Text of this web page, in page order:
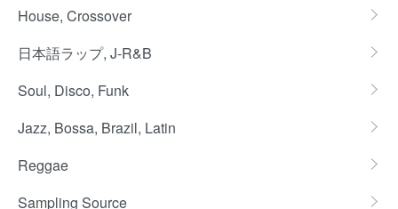
House, Crossover
日本語ラップ, J-R&B
Soul, Disco, Funk
Jazz, Bossa, Brazil, Latin
Reggae
Sampling Source